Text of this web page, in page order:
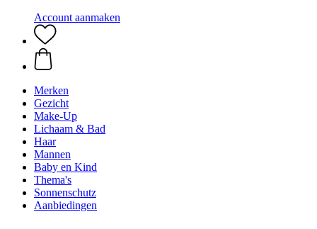
Account aanmaken
Merken
Gezicht
Make-Up
Lichaam & Bad
Haar
Mannen
Baby en Kind
Thema's
Sonnenschutz
Aanbiedingen